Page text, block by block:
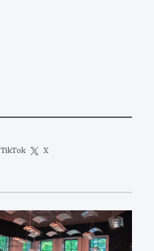
TikTok X